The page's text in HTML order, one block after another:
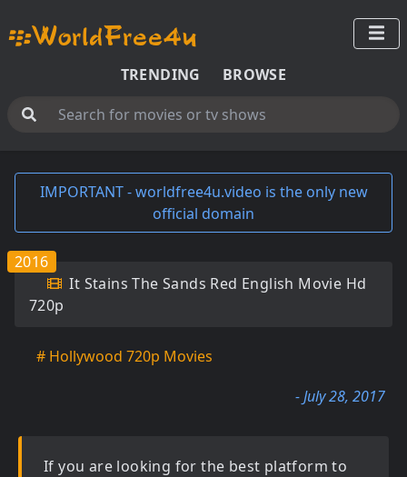
TRENDING BROWSE
IMPORTANT - worldfree4u.video is the only new
official domain
It Stains The Sands Red English Movie Hd
720p
2016
# Hollywood 720p Movies
- July 28, 2017
If you are looking for the best platform to